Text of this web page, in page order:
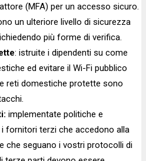
(MFA) per un accesso sicuro.
un ulteriore livello di sicurezza
più forme di verifica.
: istruite i dipendenti su come
ed evitare il Wi-Fi pubblico
reti domestiche protette sono
implementate politiche e
fornitori terzi che accedono alla
che seguano i vostri protocolli di